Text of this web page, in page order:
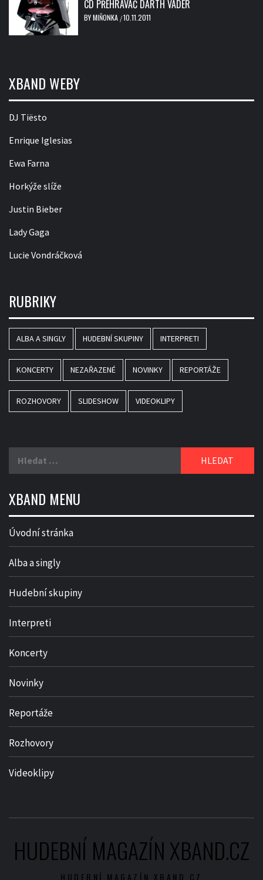
CD PŘEHRÁVAČ DARTH VADER
BYMIŇONKA /10.11.2011
XBAND WEBY
DJ Tiësto
Enrique Iglesias
Ewa Farna
Horkýže slíže
Justin Bieber
Lady Gaga
Lucie Vondráčková
RUBRIKY
ALBA A SINGLY HUDEBNÍ SKUPINY INTERPRETI
KONCERTY NEZAŘAZENÉ NOVINKY REPORTÁŽE
ROZHOVORY SLIDESHOW VIDEOKLIPY
XBAND MENU
Úvodní stránka
Alba a singly
Hudební skupiny
Interpreti
Koncerty
Novinky
Reportáže
Rozhovory
Videoklipy
HUDEBNÍ MAGAZÍN XBAND.CZ
HUDEBNÍ MAGAZÍN XBAND.CZ